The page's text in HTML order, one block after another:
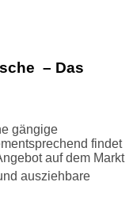
– Das
gängige
findet
auf dem Markt
ausziehbare